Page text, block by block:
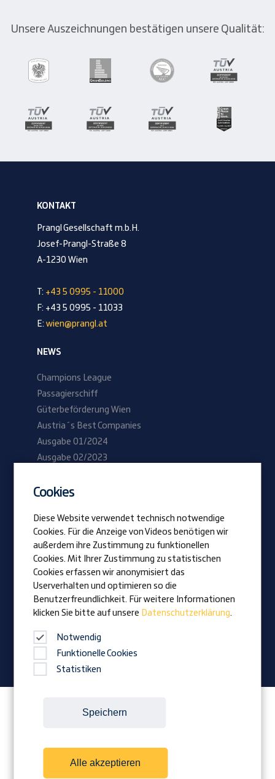
Unsere Auszeichnungen bestätigen unsere Qualität:
KONTAKT
Prangl Gesellschaft m.b.H.
Josef-Prangl-Straße 8
A-1230 Wien
T: +43 5 0995 - 11000
F: +43 5 0995 - 11033
E: wien@prangl.at
NEWS
Champions League
Passagierschiff
Güterbeförderung Wien
Austria´s Best Companies
Ausgabe 01/2024
Ausgabe 02/2023
Be Prangl
Lehrlinge
Auszeichnungen
Familienunternehmen
News
Firmenmagazin
Folgen Sie Prangl auf:
Cookies Kontakt
Cookies
Diese Website verwendet technisch notwendige
Cookies. Für die Anzeige von Videos benötigen wir
außerdem ihre Zustimmung zu funktionellen
Cookies. Mit Ihrer Zustimmung zu statistischen
Cookies erfassen wir anonymisiert das
Userverhalten und optimieren so die
Benutzerfreundlichkeit. Für weitere Informationen
klicken Sie bitte auf unsere Datenschutzerklärung.
Notwendig
Funktionelle Cookies
Statistiken
Speichern
Alle akzeptieren